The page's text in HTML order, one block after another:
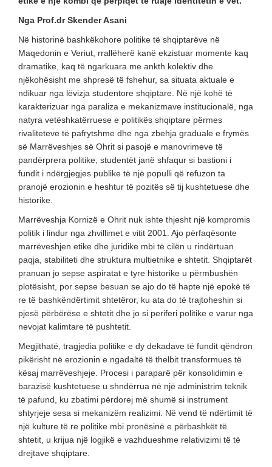
Nga Prof.dr Skender Asani
Në historinë bashkëkohore politike të shqiptarëve në
Maqedonin e Veriut, rrallëherë kanë ekzistuar momente kaq
dramatike, kaq të ngarkuara me ankth kolektiv dhe
njëkohësisht me shpresë të fshehur, sa situata aktuale e
ndikuar nga lëvizja studentore shqiptare. Në një kohë të
karakterizuar nga paraliza e mekanizmave institucionalë, nga
natyra vetëshkatërruese e politikës shqiptare përmes
rivaliteteve të pafrytshme dhe nga zbehja graduale e frymës
së Marrëveshjes së Ohrit si pasojë e manovrimeve të
pandërprera politike, studentët janë shfaqur si bastioni i
fundit i ndërgjegjes publike të një populli që refuzon ta
pranojë erozionin e heshtur të pozitës së tij kushtetuese dhe
historike.
Marrëveshja Kornizë e Ohrit nuk ishte thjesht një kompromis
politik i lindur nga zhvillimet e vitit 2001. Ajo përfaqësonte
marrëveshjen etike dhe juridike mbi të cilën u rindërtuan
paqja, stabiliteti dhe struktura multietnike e shtetit. Shqiptarët
pranuan jo sepse aspiratat e tyre historike u përmbushën
plotësisht, por sepse besuan se ajo do të hapte një epokë të
re të bashkëndërtimit shtetëror, ku ata do të trajtoheshin si
pjesë përbërëse e shtetit dhe jo si periferi politike e varur nga
nevojat kalimtare të pushtetit.
Megjithatë, tragjedia politike e dy dekadave të fundit qëndron
pikërisht në erozionin e ngadaltë të thelbit transformues të
kësaj marrëveshjeje. Procesi i paraparë për konsolidimin e
barazisë kushtetuese u shndërrua në një administrim teknik
të pafund, ku zbatimi përdorej më shumë si instrument
shtyrjeje sesa si mekanizëm realizimi. Në vend të ndërtimit të
një kulture të re politike mbi pronësinë e përbashkët të
shtetit, u krijua një logjikë e vazhdueshme relativizimi të të
drejtave shqiptare.